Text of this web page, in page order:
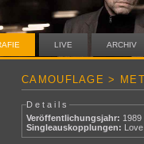
LIVE ARCHIV
CAMOUFLAGE >
Details
Veröffentlichungsjahr: 1989
Singleauskopplungen: